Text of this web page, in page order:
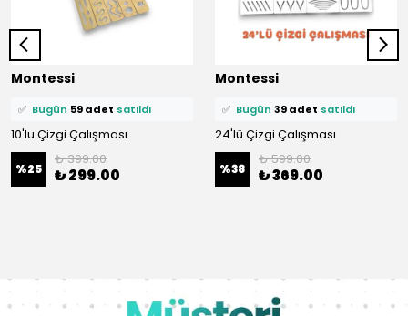
Montessi
⭐️ Bu ürünü
🛒 89 kişisepetine ekledi!
✅ Bugün 59 adet satıldı
10'lu Çizgi Çalışması
%25
₺ 399.00
₺ 299.00
Montessi
favoriledi!
🛒 69 kişisepetine ekledi!
✅ Bugün 39 adet satıldı
24'lü Çizgi Çalışması
%38
₺ 599.00
₺ 369.00